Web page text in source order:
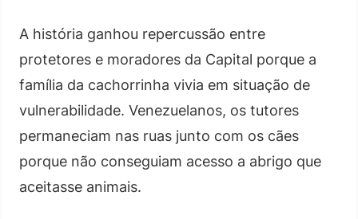
A história ganhou repercussão entre
protetores e moradores da Capital porque a
família da cachorrinha vivia em situação de
vulnerabilidade. Venezuelanos, os tutores
permaneciam nas ruas junto com os cães
porque não conseguiam acesso a abrigo que
aceitasse animais.